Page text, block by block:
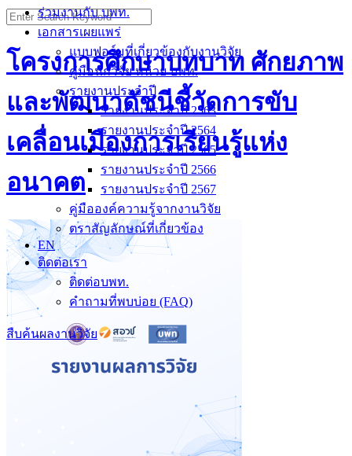
ร่วมงานกับ บพท.
เอกสารเผยแพร่
แบบฟอร์มที่เกี่ยวข้องกับงานวิจัย
คู่มือนักวิจัย หน่วย บพท.
รายงานประจำปี
รายงานประจำปี 2563
รายงานประจำปี 2564
รายงานประจำปี 2565
รายงานประจำปี 2566
รายงานประจำปี 2567
คู่มือองค์ความรู้จากงานวิจัย
ตราสัญลักษณ์ที่เกี่ยวข้อง
EN
ติดต่อเรา
ติดต่อบพท.
คำถามที่พบบ่อย (FAQ)
สืบค้นผลงานวิจัย
Search
for:
โครงการศึกษาบทบาท ศักยภาพ
และพัฒนาดัชนีชี้วัดการขับ
เคลื่อนเมืองการเรียนรู้แห่ง
อนาคต